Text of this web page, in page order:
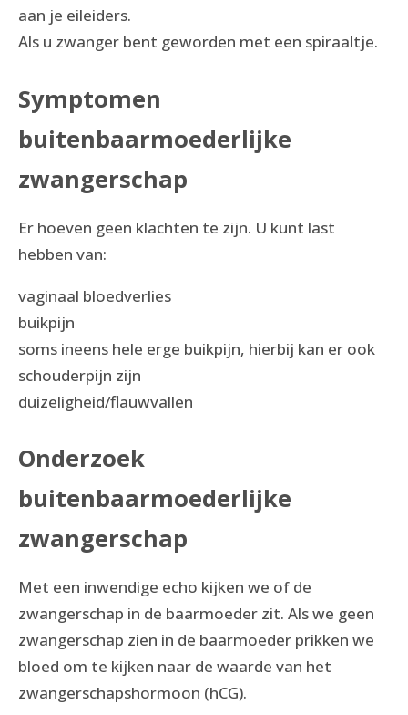
aan je eileiders.
Als u zwanger bent geworden met een spiraaltje.
Symptomen
buitenbaarmoederlijke
zwangerschap
Er hoeven geen klachten te zijn. U kunt last
hebben van:
vaginaal bloedverlies
buikpijn
soms ineens hele erge buikpijn, hierbij kan er ook
schouderpijn zijn
duizeligheid/flauwvallen
Onderzoek
buitenbaarmoederlijke
zwangerschap
Met een inwendige echo kijken we of de
zwangerschap in de baarmoeder zit. Als we geen
zwangerschap zien in de baarmoeder prikken we
bloed om te kijken naar de waarde van het
zwangerschapshormoon (hCG).